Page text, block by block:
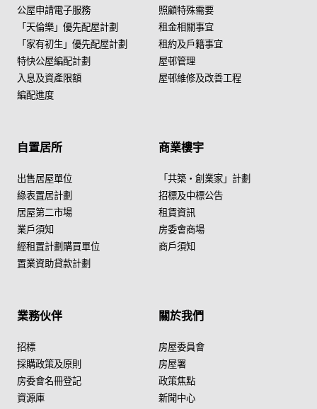
公屋申請電子服務
「天倫樂」優先配屋計劃
「家有初生」優先配屋計劃
特快公屋編配計劃
入息及資產限額
編配進度
照顧特殊需要
租金相關事宜
租約及戶籍事宜
屋邨管理
屋邨維修及改善工程
自置居所
出售居屋單位
綠表置居計劃
居屋第二市場
業戶須知
經租置計劃購買單位
置業資助貸款計劃
商業樓宇
「共築・創業家」計劃
招標及中標公告
租賃資訊
房委會商場
商戶須知
業務伙伴
招標
採購政策及原則
房委會名冊登記
資源庫
關於我們
房屋委員會
房屋署
政策焦點
新聞中心